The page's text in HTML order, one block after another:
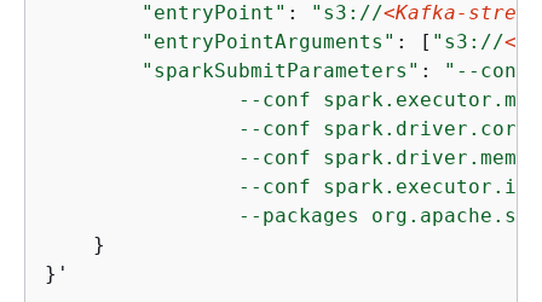
"entryPoint" : "s3://<Kafka-
"entryPointArguments" : [ "s3://
"sparkSubmitParameters" :
"--conf
--conf
--conf
--conf
--conf
--packages
    }
}'